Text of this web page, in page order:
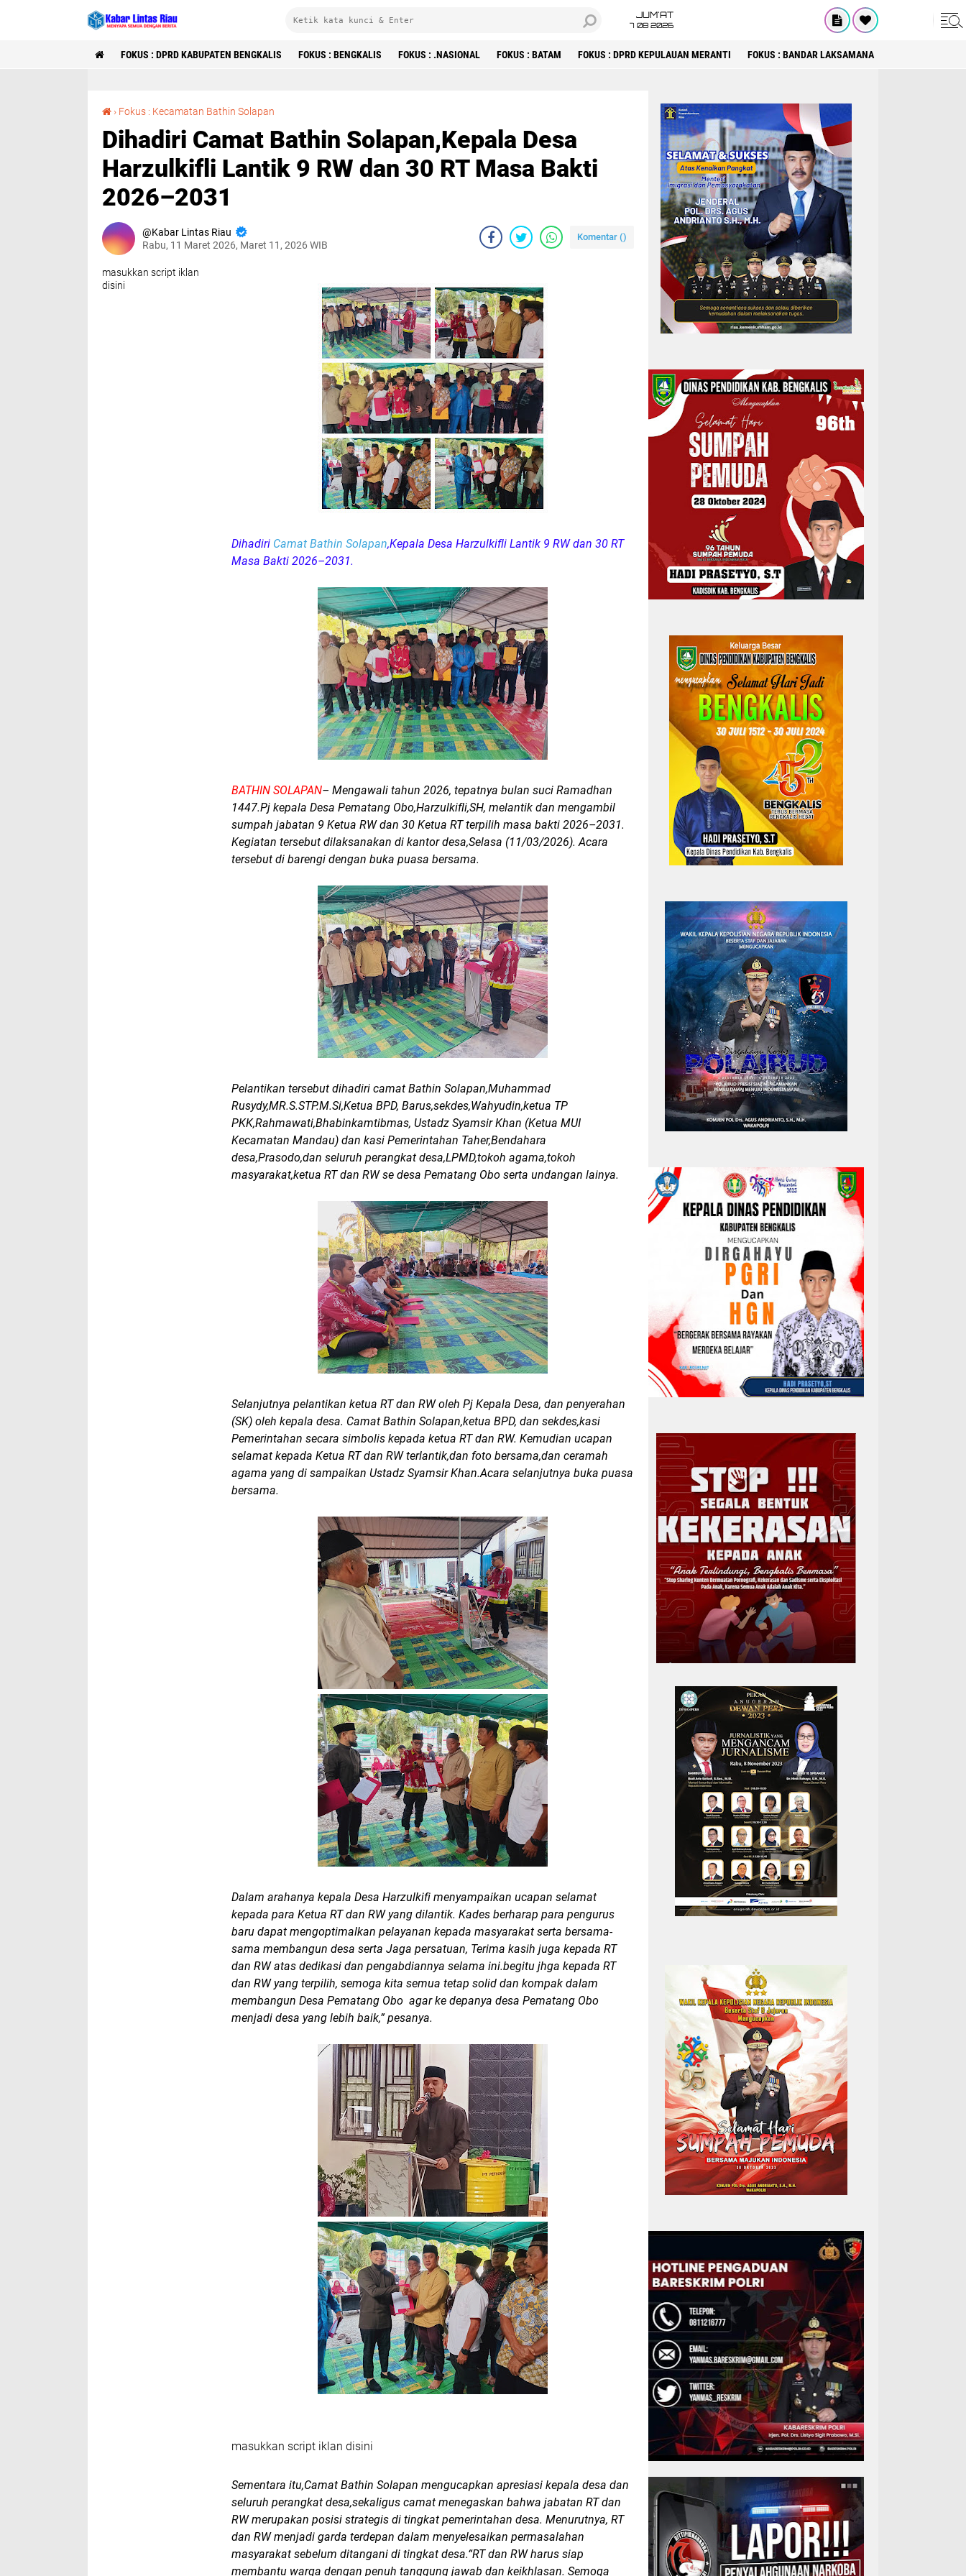
JUM'AT
7 08 2026
FOKUS : DPRD KABUPATEN BENGKALIS FOKUS : BENGKALIS FOKUS : .NASIONAL FOKUS : BATAM FOKUS : DPRD KEPULAUAN MERANTI FOKUS : BANDAR LAKSAMANA
› Fokus : Kecamatan Bathin Solapan
Dihadiri Camat Bathin Solapan,Kepala Desa
Harzulkifli Lantik 9 RW dan 30 RT Masa Bakti
2026–2031
Kabar Lintas Riau
Rabu, 11 Maret 2026, Maret 11, 2026 WIB
Komentar ()
masukkan script iklan
disini
Dihadiri Camat Bathin Solapan,Kepala Desa Harzulkifli Lantik 9 RW dan 30 RT
Masa Bakti 2026–2031.
BATHIN SOLAPAN– Mengawali tahun 2026, tepatnya bulan suci Ramadhan
1447.Pj kepala Desa Pematang Obo,Harzulkifli,SH, melantik dan mengambil
sumpah jabatan 9 Ketua RW dan 30 Ketua RT terpilih masa bakti 2026–2031.
Kegiatan tersebut dilaksanakan di kantor desa,Selasa (11/03/2026). Acara
tersebut di barengi dengan buka puasa bersama.
Pelantikan tersebut dihadiri camat Bathin Solapan,Muhammad
Rusydy,MR.S.STP.M.Si,Ketua BPD, Barus,sekdes,Wahyudin,ketua TP
PKK,Rahmawati,Bhabinkamtibmas, Ustadz Syamsir Khan (Ketua MUI
Kecamatan Mandau) dan kasi Pemerintahan Taher,Bendahara
desa,Prasodo,dan seluruh perangkat desa,LPMD,tokoh agama,tokoh
masyarakat,ketua RT dan RW se desa Pematang Obo serta undangan lainya.
Selanjutnya pelantikan ketua RT dan RW oleh Pj Kepala Desa, dan penyerahan
(SK) oleh kepala desa. Camat Bathin Solapan,ketua BPD, dan sekdes,kasi
Pemerintahan secara simbolis kepada ketua RT dan RW. Kemudian ucapan
selamat kepada Ketua RT dan RW terlantik,dan foto bersama,dan ceramah
agama yang di sampaikan Ustadz Syamsir Khan.Acara selanjutnya buka puasa
bersama.
Dalam arahanya kepala Desa Harzulkifi menyampaikan ucapan selamat
kepada para Ketua RT dan RW yang dilantik. Kades berharap para pengurus
baru dapat mengoptimalkan pelayanan kepada masyarakat serta bersama-
sama membangun desa serta Jaga persatuan, Terima kasih juga kepada RT
dan RW atas dedikasi dan pengabdiannya selama ini.begitu jhga kepada RT
dan RW yang terpilih, semoga kita semua tetap solid dan kompak dalam
membangun Desa Pematang Obo agar ke depanya desa Pematang Obo
menjadi desa yang lebih baik,” pesanya.
masukkan script iklan disini
Sementara itu,Camat Bathin Solapan mengucapkan apresiasi kepala desa dan
seluruh perangkat desa,sekaligus camat menegaskan bahwa jabatan RT dan
RW merupakan posisi strategis di tingkat pemerintahan desa. Menurutnya, RT
dan RW menjadi garda terdepan dalam menyelesaikan permasalahan
masyarakat sebelum ditangani di tingkat desa.“RT dan RW harus siap
membantu warga dengan penuh tanggung jawab dan keikhlasan. Semoga